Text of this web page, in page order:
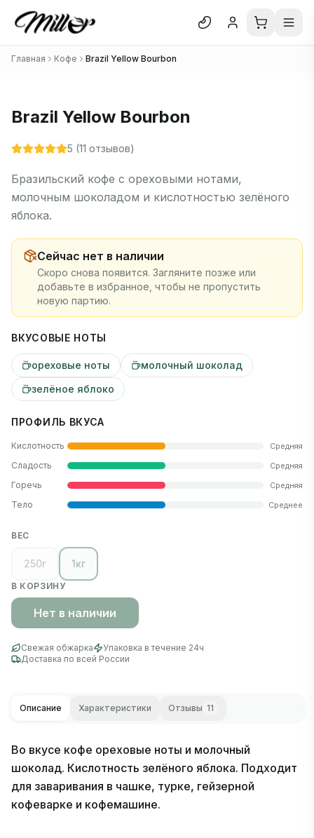
Блог
Отзывы
В каталог
Главная Кофе Brazil Yellow Bourbon
Brazil Yellow Bourbon
5 (11 отзывов)
Бразильский кофе с ореховыми нотами,
молочным шоколадом и кислотностью зелёного
яблока.
Сейчас нет в наличии
Скоро снова появится. Загляните позже или
добавьте в избранное, чтобы не пропустить
новую партию.
ВКУСОВЫЕ НОТЫ
ореховые ноты
молочный шоколад
зелёное яблоко
ПРОФИЛЬ ВКУСА
Кислотность Средняя
Сладость Средняя
Горечь Средняя
Тело Среднее
ВЕС
250г 1кг
В КОРЗИНУ
Нет в наличии
Свежая обжарка
Упаковка в течение 24ч
Доставка по всей России
Описание Характеристики Отзывы 11
Во вкусе кофе ореховые ноты и молочный
шоколад. Кислотность зелёного яблока. Подходит
для заваривания в чашке, турке, гейзерной
кофеварке и кофемашине.